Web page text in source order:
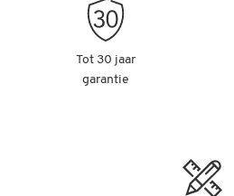
Tot 30 jaar
garantie